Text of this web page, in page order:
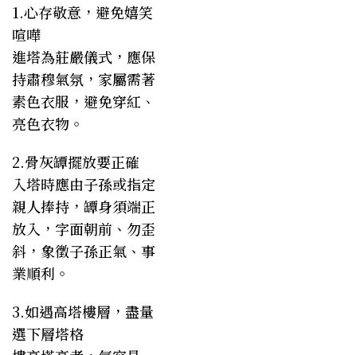
1.心存敬意，避免嬉笑
喧嘩
進塔為莊嚴儀式，應保
持肅穆氣氛，家屬需著
素色衣服，避免穿紅、
亮色衣物。
2.骨灰罈擺放要正確
入塔時應由子孫或指定
親人捧持，罈身須端正
放入，字面朝前、勿歪
斜，象徵子孫正氣、事
業順利。
3.如遇高塔樓層，盡量
選下層塔格